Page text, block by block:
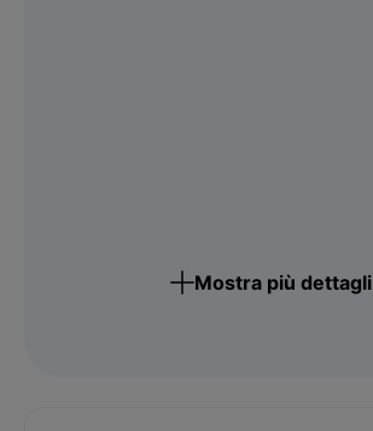
Mostra più dettagli